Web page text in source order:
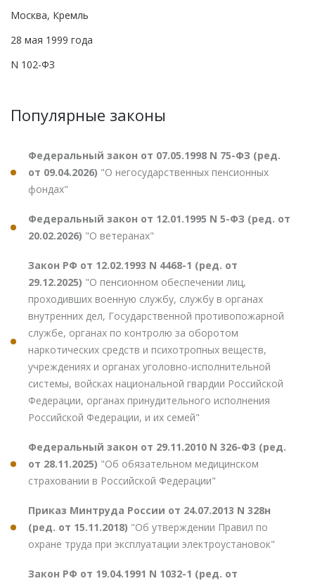
Москва, Кремль
28 мая 1999 года
N 102-ФЗ
Популярные законы
Федеральный закон от 07.05.1998 N 75-ФЗ (ред.
от 09.04.2026) "О негосударственных пенсионных
фондах"
Федеральный закон от 12.01.1995 N 5-ФЗ (ред. от
20.02.2026) "О ветеранах"
Закон РФ от 12.02.1993 N 4468-1 (ред. от
29.12.2025) "О пенсионном обеспечении лиц,
проходивших военную службу, службу в органах
внутренних дел, Государственной противопожарной
службе, органах по контролю за оборотом
наркотических средств и психотропных веществ,
учреждениях и органах уголовно-исполнительной
системы, войсках национальной гвардии Российской
Федерации, органах принудительного исполнения
Российской Федерации, и их семей"
Федеральный закон от 29.11.2010 N 326-ФЗ (ред.
от 28.11.2025) "Об обязательном медицинском
страховании в Российской Федерации"
Приказ Минтруда России от 24.07.2013 N 328н
(ред. от 15.11.2018) "Об утверждении Правил по
охране труда при эксплуатации электроустановок"
Закон РФ от 19.04.1991 N 1032-1 (ред. от